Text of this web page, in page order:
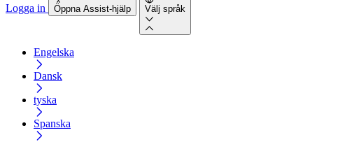
Logga in Öppna Assist-hjälp Välj språk
Engelska
Dansk
tyska
Spanska